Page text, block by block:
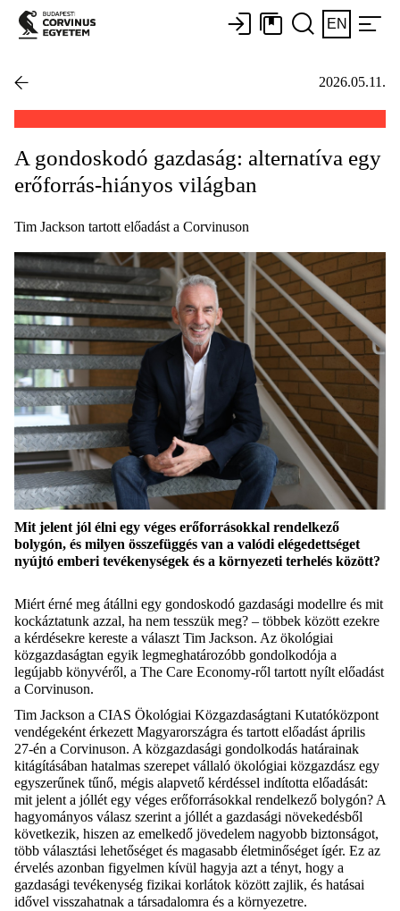
EN
2026.05.11.
A gondoskodó gazdaság: alternatíva egy
erőforrás-hiányos világban
Tim Jackson tartott előadást a Corvinuson
Mit jelent jól élni egy véges erőforrásokkal rendelkező
bolygón, és milyen összefüggés van a valódi elégedettséget
nyújtó emberi tevékenységek és a környezeti terhelés között?
Miért érné meg átállni egy gondoskodó gazdasági modellre és mit
kockáztatunk azzal, ha nem tesszük meg? – többek között ezekre
a kérdésekre kereste a választ Tim Jackson. Az ökológiai
közgazdaságtan egyik legmeghatározóbb gondolkodója a
legújabb könyvéről, a The Care Economy-ről tartott nyílt előadást
a Corvinuson.
Tim Jackson a CIAS Ökológiai Közgazdaságtani Kutatóközpont
vendégeként érkezett Magyarországra és tartott előadást április
27-én a Corvinuson. A közgazdasági gondolkodás határainak
kitágításában hatalmas szerepet vállaló ökológiai közgazdász egy
egyszerűnek tűnő, mégis alapvető kérdéssel indította előadását:
mit jelent a jóllét egy véges erőforrásokkal rendelkező bolygón? A
hagyományos válasz szerint a jóllét a gazdasági növekedésből
következik, hiszen az emelkedő jövedelem nagyobb biztonságot,
több választási lehetőséget és magasabb életminőséget ígér. Ez az
érvelés azonban figyelmen kívül hagyja azt a tényt, hogy a
gazdasági tevékenység fizikai korlátok között zajlik, és hatásai
idővel visszahatnak a társadalomra és a környezetre.